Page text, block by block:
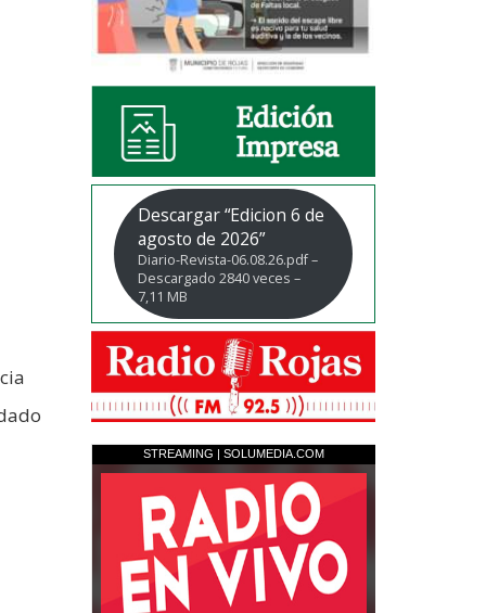
Descargar “Edicion 6 de
agosto de 2026”
Diario-Revista-06.08.26.pdf –
Descargado 2840 veces –
7,11 MB